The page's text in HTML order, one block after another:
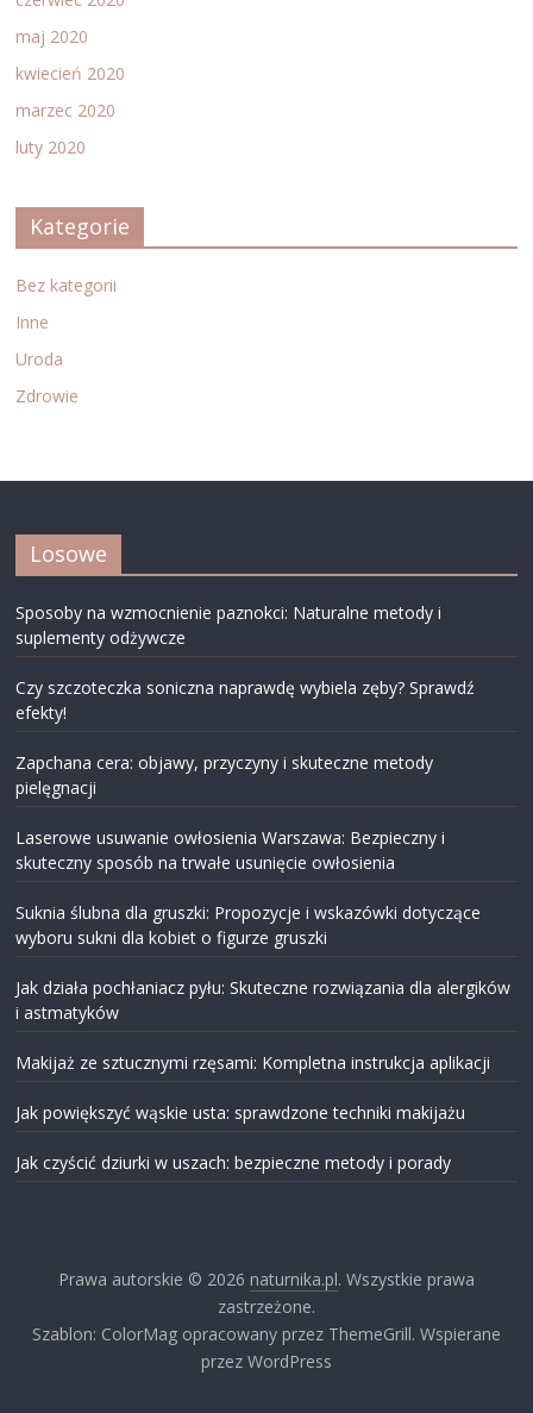
maj 2020
kwiecień 2020
marzec 2020
luty 2020
Kategorie
Bez kategorii
Inne
Uroda
Zdrowie
Losowe
Sposoby na wzmocnienie paznokci: Naturalne metody i
suplementy odżywcze
Czy szczoteczka soniczna naprawdę wybiela zęby? Sprawdź
efekty!
Zapchana cera: objawy, przyczyny i skuteczne metody
pielęgnacji
Laserowe usuwanie owłosienia Warszawa: Bezpieczny i
skuteczny sposób na trwałe usunięcie owłosienia
Suknia ślubna dla gruszki: Propozycje i wskazówki dotyczące
wyboru sukni dla kobiet o figurze gruszki
Jak działa pochłaniacz pyłu: Skuteczne rozwiązania dla alergików
i astmatyków
Makijaż ze sztucznymi rzęsami: Kompletna instrukcja aplikacji
Jak powiększyć wąskie usta: sprawdzone techniki makijażu
Jak czyścić dziurki w uszach: bezpieczne metody i porady
Prawa autorskie © 2026 naturnika.pl. Wszystkie prawa
zastrzeżone.
Szablon: ColorMag opracowany przez ThemeGrill. Wspierane
przez WordPress